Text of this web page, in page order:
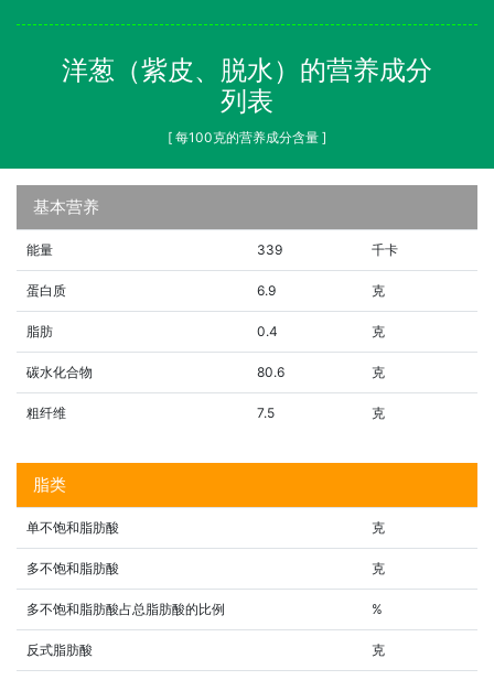
洋葱（紫皮、脱水）的营养成分
列表
[ 每100克的营养成分含量 ]
基本营养
能量 339 千卡
蛋白质 6.9 克
脂肪 0.4 克
碳水化合物 80.6 克
粗纤维 7.5 克
脂类
单不饱和脂肪酸 克
多不饱和脂肪酸 克
多不饱和脂肪酸占总脂肪酸的比例 %
反式脂肪酸 克